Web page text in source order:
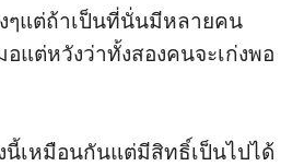
ๆแต่ถ้าเป็นที่นั่นมีหลายคน
แต่หวังว่าทั้งสองคนจะเก่งพอ
นี้เหมือนกันแต่มีสิทธิ์เป็นไปได้